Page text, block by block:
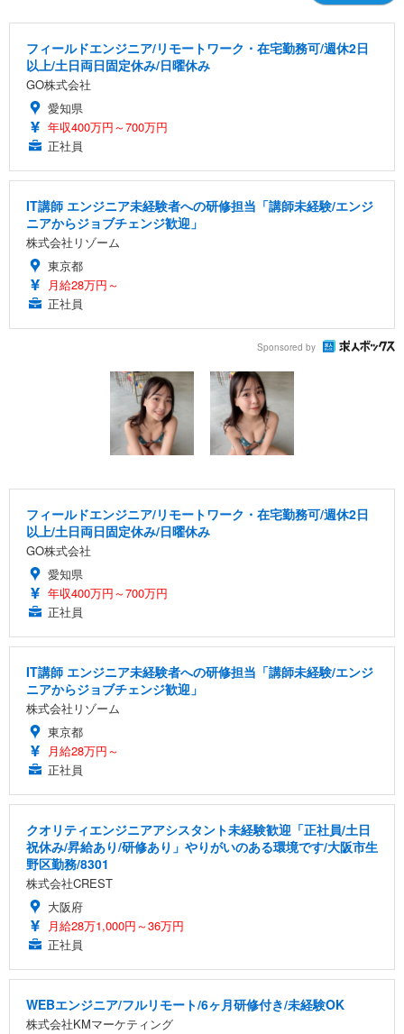
フィールドエンジニア/リモートワーク・在宅勤務可/週休2日
以上/土日両日固定休み/日曜休み
GO株式会社
愛知県
年収400万円～700万円
正社員
IT講師 エンジニア未経験者への研修担当「講師未経験/エンジ
ニアからジョブチェンジ歓迎」
株式会社リゾーム
東京都
月給28万円～
正社員
Sponsored by
フィールドエンジニア/リモートワーク・在宅勤務可/週休2日
以上/土日両日固定休み/日曜休み
GO株式会社
愛知県
年収400万円～700万円
正社員
IT講師 エンジニア未経験者への研修担当「講師未経験/エンジ
ニアからジョブチェンジ歓迎」
株式会社リゾーム
東京都
月給28万円～
正社員
クオリティエンジニアアシスタント未経験歓迎「正社員/土日
祝休み/昇給あり/研修あり」やりがいのある環境です/大阪市生
野区勤務/8301
株式会社CREST
大阪府
月給28万1,000円～36万円
正社員
WEBエンジニア/フルリモート/6ヶ月研修付き/未経験OK
株式会社KMマーケティング